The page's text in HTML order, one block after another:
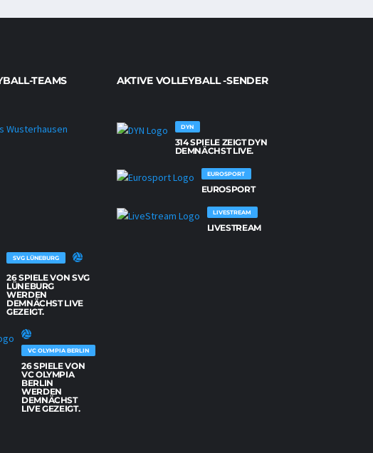
TEAMS
NETZHOPPERS KÖNIGS WUSTERHAUSEN
NETZHOPPERS
WERDEN
DEMNÄCHST
SVG LÜNEBURG
26 SPIELE VON SVG
LÜNEBURG
WERDEN
DEMNÄCHST LIVE
GEZEIGT.
VC OLYMPIA BERLIN
26 SPIELE VON
VC OLYMPIA
BERLIN
WERDEN
DEMNÄCHST
LIVE GEZEIGT.
AKTIVE VOLLEYBALL -SENDER
DYN
314 SPIELE ZEIGT DYN
DEMNÄCHST LIVE.
EUROSPORT
EUROSPORT
LIVESTREAM
LIVESTREAM